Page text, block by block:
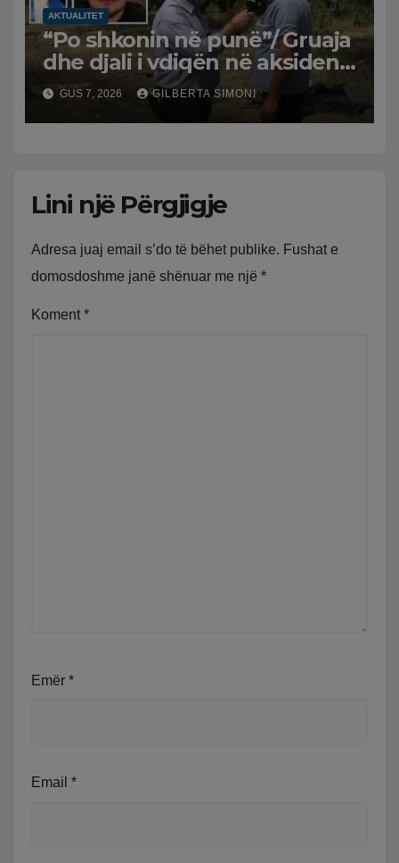
AKTUALITET
“Po shkonin në punë”/ Gruaja
dhe djali i vdiqën në aksident,
shqiptari në Greqi prek
zemrat: Humba gjithçka!
GUS 7, 2026 GILBERTA SIMONI
Lini një Përgjigje
Adresa juaj email s’do të bëhet publike. Fushat e
domosdoshme janë shënuar me një *
Koment *
Emër *
Email *